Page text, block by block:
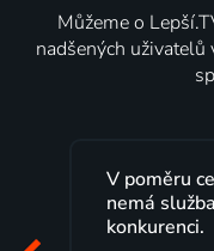
Můžeme o
nadšených uživatelů
Lepší.TV